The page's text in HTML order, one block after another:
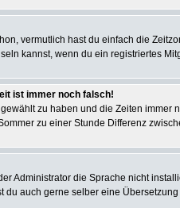
vermutlich hast du einfach die
kannst, wenn du ein registriertes
ist immer noch falsch!
zu haben und die Zeiten
zu einer Stunde Differenz
Administrator die Sprache nicht
du auch gerne selber eine